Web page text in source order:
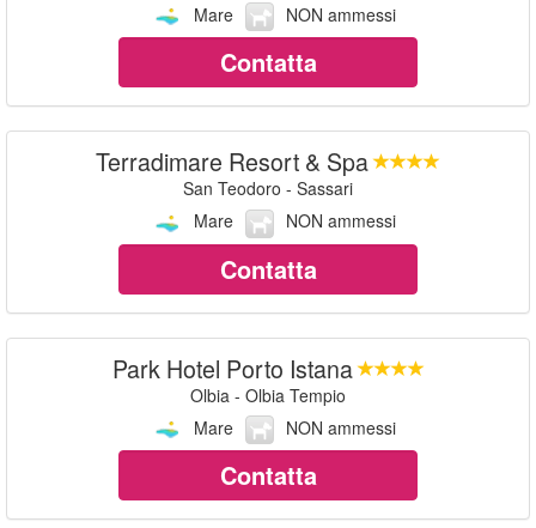
Mare
NON ammessi
Contatta
Terradimare Resort & Spa
San Teodoro - Sassari
Mare
NON ammessi
Contatta
Park Hotel Porto Istana
Olbia - Olbia Tempio
Mare
NON ammessi
Contatta